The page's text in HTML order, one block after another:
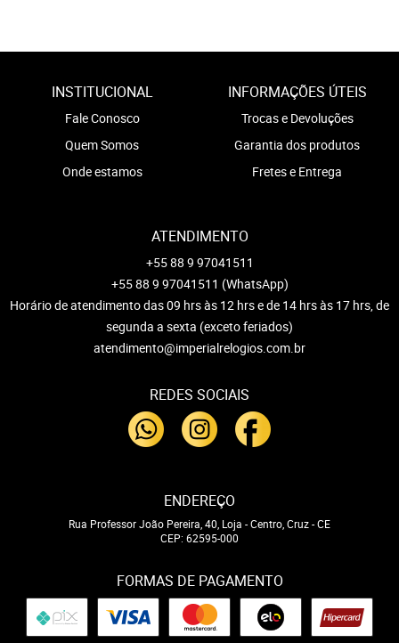
INSTITUCIONAL
Fale Conosco
Quem Somos
Onde estamos
INFORMAÇÕES ÚTEIS
Trocas e Devoluções
Garantia dos produtos
Fretes e Entrega
ATENDIMENTO
+55 88 9 97041511
+55 88 9 97041511 (WhatsApp)
Horário de atendimento das 09 hrs às 12 hrs e de 14 hrs às 17 hrs, de
segunda a sexta (exceto feriados)
atendimento@imperialrelogios.com.br
REDES SOCIAIS
ENDEREÇO
Rua Professor João Pereira, 40, Loja -Centro, Cruz-CE
CEP: 62595-000
FORMAS DE PAGAMENTO